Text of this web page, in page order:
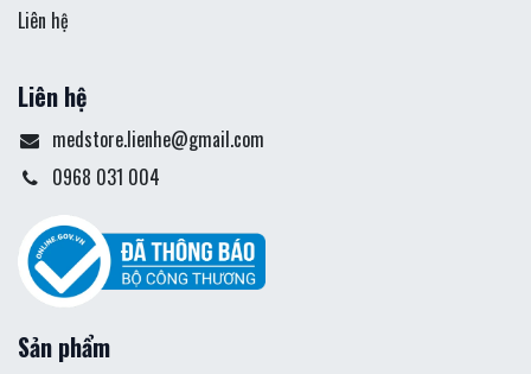
Liên hệ
Liên hệ
medstore.lienhe@gmail.com
0968 031 004
Sản phẩm